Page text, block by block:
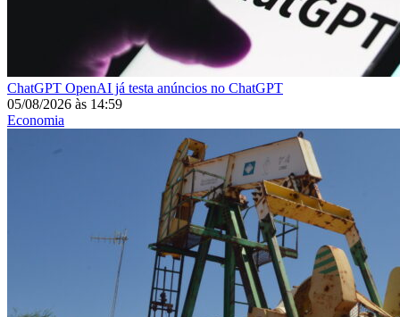
ChatGPT OpenAI já testa anúncios no ChatGPT
05/08/2026 às 14:59
Economia